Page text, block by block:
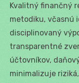
Kvalitný finančný
metodiku, včasnú
disciplinovaný
transparentné
účtovníkov,
minimalizuje